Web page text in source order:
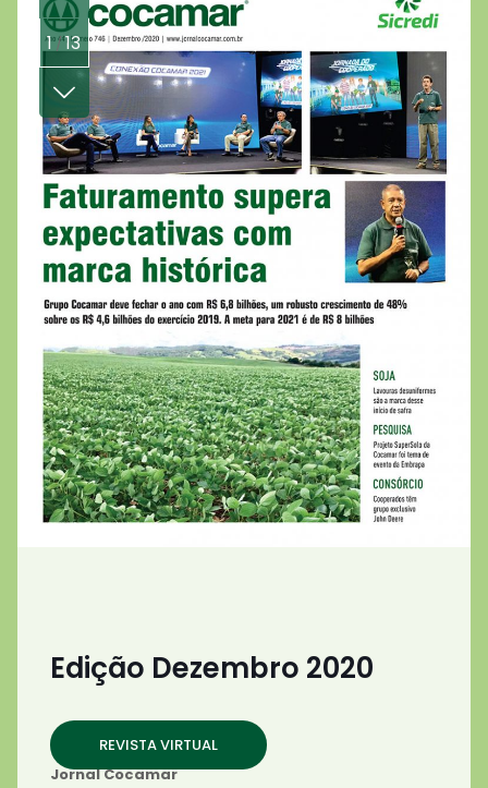
Edição Dezembro 2020
REVISTA VIRTUAL
Jornal Cocamar
1/13